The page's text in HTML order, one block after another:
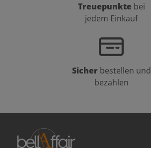
Treuepunkte bei
jedem Einkauf
Sicher bestellen und
bezahlen